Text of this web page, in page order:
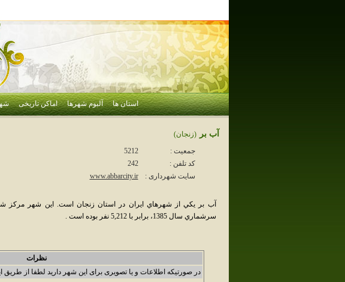
استان ها آلبوم شهرها اماکن تاریخی
آب بر
(زنجان)
جمعیت :
5212
کد تلفن :
242
سایت شهرداری :
www.abbarcity.ir
آب بر يکي از شهرهاي ايران در استان زنجان است. اين شهر
سرشماري سال 1385، برابر با 5,212 نفر بوده است .
نظرات
در صورتیکه اطلاعات و یا تصویری برای این شهر دارید لطفا از طریق